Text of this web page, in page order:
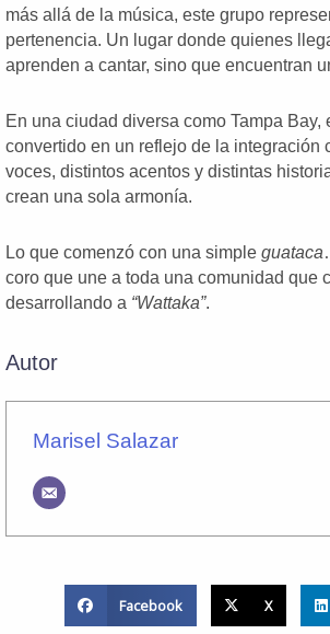
más allá de la música, este grupo
pertenencia. Un lugar donde quienes
aprenden a cantar, sino que encuentran
En una ciudad diversa como Tampa Bay,
convertido en un reflejo de la integración
voces, distintos acentos y distintas
crean una sola armonía.
Lo que comenzó con una simple guataca
coro que une a toda una comunidad que
desarrollando a “Wattaka”.
Autor
Marisel Salazar
Facebook X